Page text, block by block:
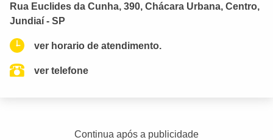
Rua Euclides da Cunha, 390, Chácara Urbana, Centro,
Jundiaí - SP
ver horario de atendimento.
ver telefone
Continua após a publicidade